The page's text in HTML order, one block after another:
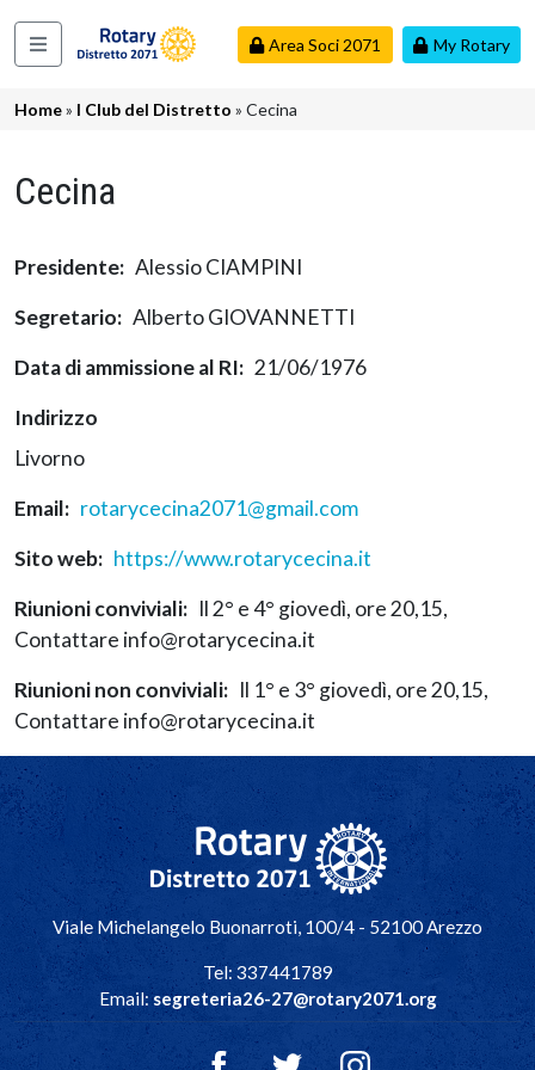
Area Soci 2071 My Rotary
Navigazione principale
Briciole di pane
Home I Club del Distretto Cecina
Cecina
Presidente
Alessio CIAMPINI
Segretario
Alberto GIOVANNETTI
Data di ammissione al RI
21/06/1976
Indirizzo
Livorno
Email
rotarycecina2071@gmail.com
Sito web
https://www.rotarycecina.it
Riunioni conviviali
Il 2° e 4° giovedì, ore 20,15,
Contattare info@rotarycecina.it
Riunioni non conviviali
Il 1° e 3° giovedì, ore 20,15,
Contattare info@rotarycecina.it
Navigazione principale
Viale Michelangelo Buonarroti, 100/4 - 52100 Arezzo
Tel: 337441789
Email:segreteria26-27@rotary2071.org